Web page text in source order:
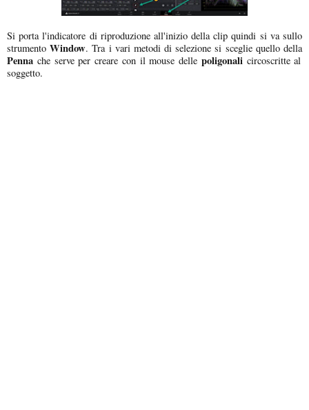
Si porta l'indicatore di riproduzione all'inizio della clip quindi si va sullo
strumento Window. Tra i vari metodi di selezione si sceglie quello della
Penna che serve per creare con il mouse delle poligonali circoscritte al
soggetto.